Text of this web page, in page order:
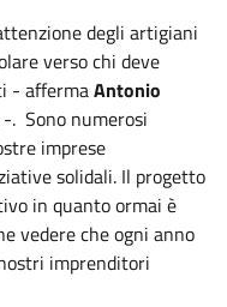
degli artigiani
verso chi deve
- affermaAntonio
-. Sono numerosi
imprese
solidali. Il progetto
in quanto ormai è
vedere che ogni anno
imprenditori